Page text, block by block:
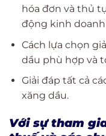
hóa đơn và thủ
động kinh
Cách lựa chọn
dầu phù hợp và
Giải đáp tất cả
xăng dầu.
Với sự tham